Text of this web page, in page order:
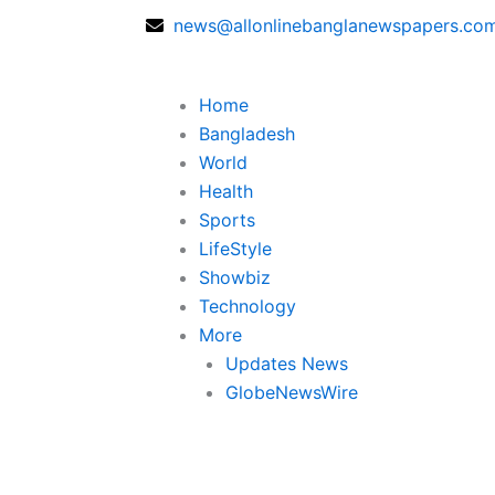
Home
Bangladesh
World
Health
Sports
LifeStyle
Showbiz
Technology
More
Updates News
GlobeNewsWire